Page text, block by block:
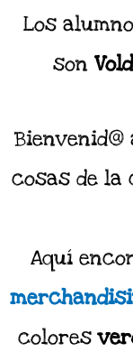
Los
son
cosas de la
Aquí
colores